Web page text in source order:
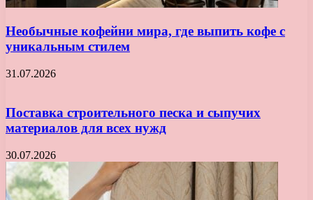
Необычные кофейни мира, где выпить кофе с
уникальным стилем
31.07.2026
Поставка строительного песка и сыпучих
материалов для всех нужд
30.07.2026